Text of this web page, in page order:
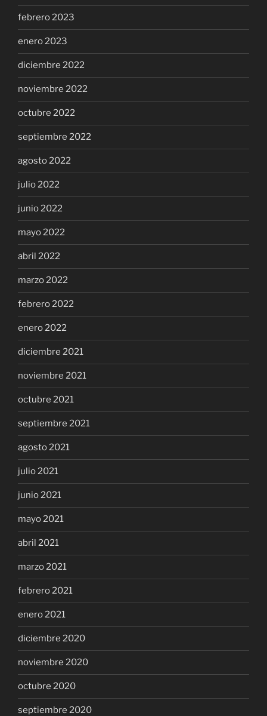
febrero 2023
enero 2023
diciembre 2022
noviembre 2022
octubre 2022
septiembre 2022
agosto 2022
julio 2022
junio 2022
mayo 2022
abril 2022
marzo 2022
febrero 2022
enero 2022
diciembre 2021
noviembre 2021
octubre 2021
septiembre 2021
agosto 2021
julio 2021
junio 2021
mayo 2021
abril 2021
marzo 2021
febrero 2021
enero 2021
diciembre 2020
noviembre 2020
octubre 2020
septiembre 2020